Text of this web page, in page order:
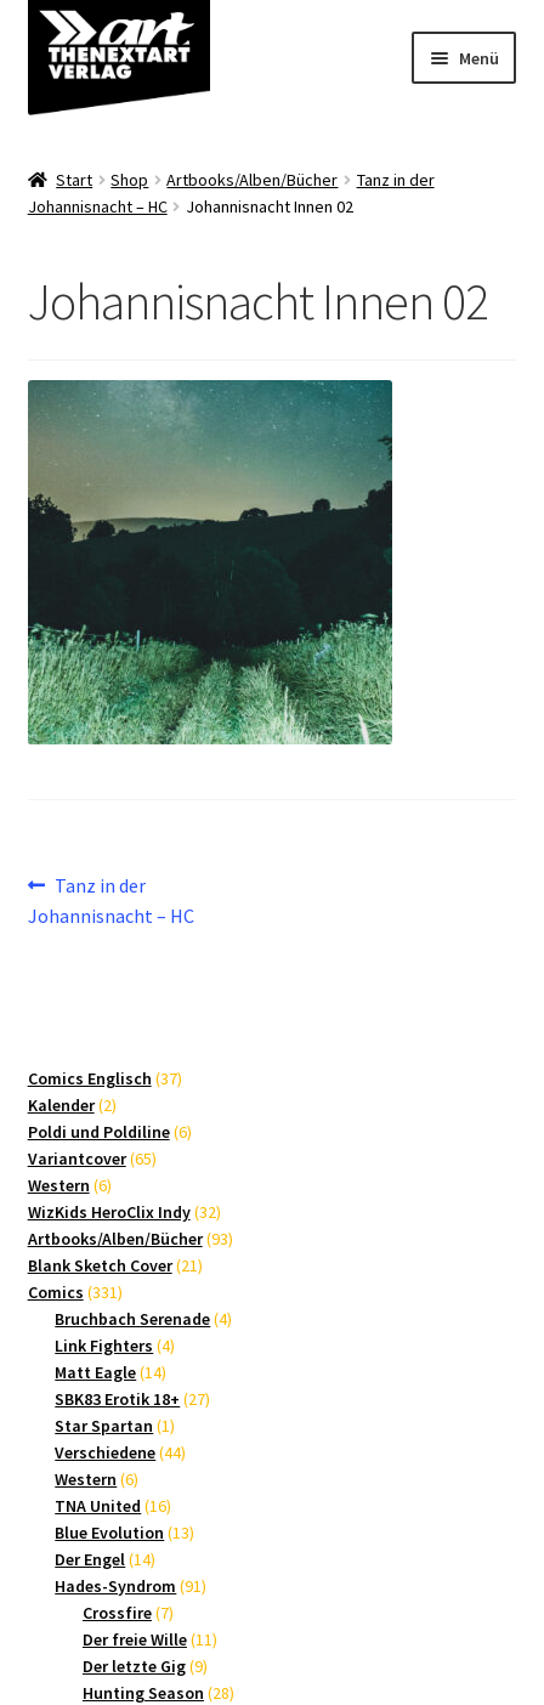
Zur
Navigation
springen
Zum
Inhalt
springen
Menü
Shop
Start Shop Artbooks/Alben/Bücher
Tanz in der
Johannisnacht – HC
Johannisnacht Innen 02
Johannisnacht Innen 02
Beitragsnavigation
Vorheriger
Beitrag:
Tanz in der
Johannisnacht – HC
Comics Englisch 3737
Kalender 22
Produkte
Poldi und Poldiline 66
Variantcover 6565
Western 66
Produkte
WizKids HeroClix Indy 3232
Produkte
Artbooks/Alben/Bücher 9393
Blank Sketch Cover 2121
Comics 331331
Produkte
Bruchbach Serenade 44
Link Fighters 44
Matt Eagle 1414
Produkte
SBK83 Erotik 18+ 2727
Star Spartan 11
Produkt
Verschiedene 4444
Western 66
Produkte
TNA United 1616
Produkte
Blue Evolution 1313
Der Engel 1414
Produkte
Hades-Syndrom 9191
Crossfire 77
Produkte
Der freie Wille 1111
Der letzte Gig 99
Produkte
Hunting Season 2828